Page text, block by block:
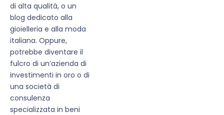
di alta qualità, o un
blog dedicato alla
gioielleria e alla moda
italiana. Oppure,
potrebbe diventare il
fulcro di un’azienda di
investimenti in oro o di
una società di
consulenza
specializzata in beni